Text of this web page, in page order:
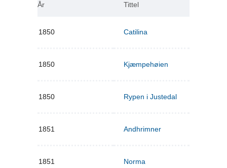
År Tittel
1850 Catilina
1850 Kjæmpehøien
1850 Rypen i Justedal
1851 Andhrimner
1851 Norma